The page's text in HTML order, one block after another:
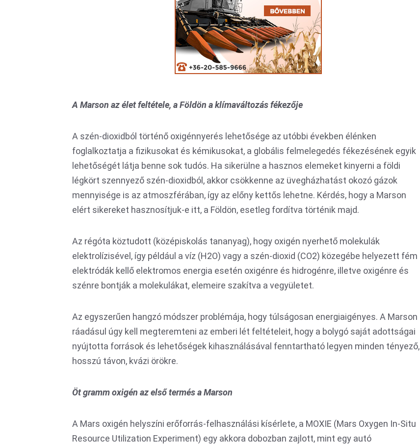
A Marson az élet feltétele, a Földön a klímaváltozás fékezője
A szén-dioxidból történő oxigénnyerés lehetősége az utóbbi években élénken
foglalkoztatja a fizikusokat és kémikusokat, a globális felmelegedés fékezésének egyik
lehetőségét látja benne sok tudós. Ha sikerülne a hasznos elemeket kinyerni a földi
légkört szennyező szén-dioxidból, akkor csökkenne az üvegházhatást okozó gázok
mennyisége is az atmoszférában, így az előny kettős lehetne. Kérdés, hogy a Marson
elért sikereket hasznosítjuk-e itt, a Földön, esetleg fordítva történik majd.
Az régóta köztudott (középiskolás tananyag), hogy oxigén nyerhető molekulák
elektrolízisével, így például a víz (H2O) vagy a szén-dioxid (CO2) közegébe helyezett fém
elektródák kellő elektromos energia esetén oxigénre és hidrogénre, illetve oxigénre és
szénre bontják a molekulákat, elemeire szakítva a vegyületet.
Az egyszerűen hangzó módszer problémája, hogy túlságosan energiaigényes. A Marson
ráadásul úgy kell megteremteni az emberi lét feltételeit, hogy a bolygó saját adottságai
nyújtotta források és lehetőségek kihasználásával fenntartható legyen minden tényező,
hosszú távon, kvázi örökre.
Öt gramm oxigén az első termés a Marson
A Mars oxigén helyszíni erőforrás-felhasználási kísérlete, a MOXIE (Mars Oxygen In-Situ
Resource Utilization Experiment) egy akkora dobozban zajlott, mint egy autó